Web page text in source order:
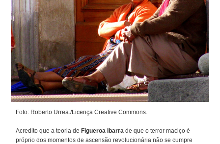
Foto: Roberto Urrea./Licença Creative Commons.
Acredito que a teoria deFigueroa Ibarra de que o terror maciço é
próprio dos momentos de ascensão revolucionária não se cumpre